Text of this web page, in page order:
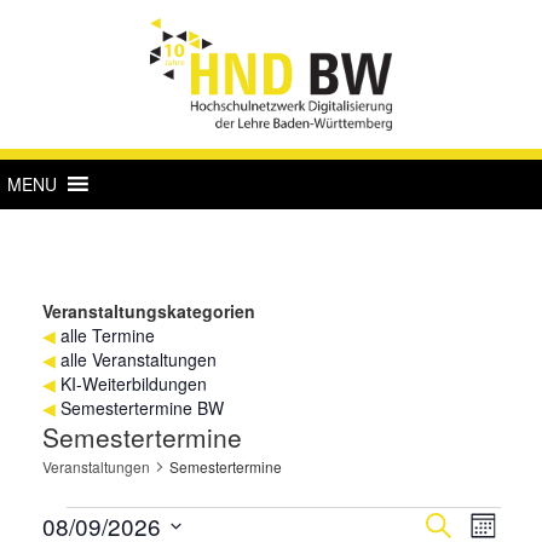
MENU
Veranstaltungskategorien
◀ alle Termine
◀ alle Veranstaltungen
◀ KI-Weiterbildungen
◀ Semestertermine BW
Semestertermine
Veranstaltungen Semestertermine
Veranstaltungen SucheMonat
08/09/2026